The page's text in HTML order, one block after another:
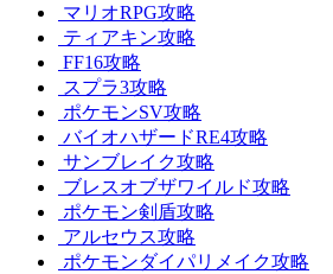
マリオRPG攻略
ティアキン攻略
FF16攻略
スプラ3攻略
ポケモンSV攻略
バイオハザードRE4攻略
サンブレイク攻略
ブレスオブザワイルド攻略
ポケモン剣盾攻略
アルセウス攻略
ポケモンダイパリメイク攻略